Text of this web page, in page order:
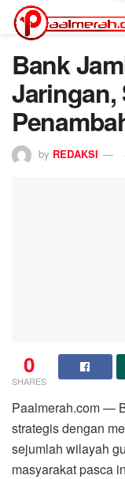
Bank
Jaringan,
by REDAKSI
0
SHARES
Paalmerah.com —
strategis dengan
sejumlah wilayah
masyarakat pasca